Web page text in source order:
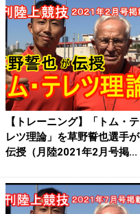
【トレーニング】「トム・テ
レツ理論」を草野誓也選手が
伝授（月陸2021年2月号掲...